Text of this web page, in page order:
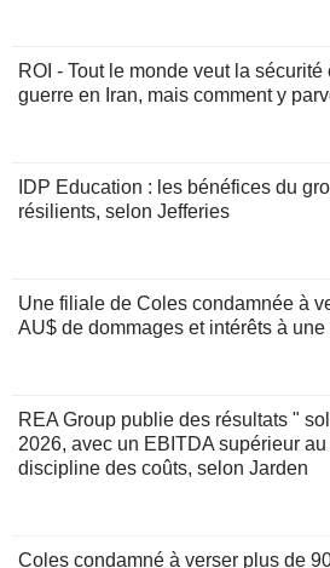
ROI - Tout le monde veut la
guerre en Iran, mais comment y
IDP Education : les bénéfices du
résilients, selon Jefferies
Une filiale de Coles condamnée à
AU$ de dommages et intérêts à
REA Group publie des résultats "
2026, avec un EBITDA supérieur
discipline des coûts, selon Jarden
Coles condamné à verser plus de